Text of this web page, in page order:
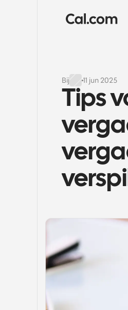
Bij 11 jun 2025
Tips